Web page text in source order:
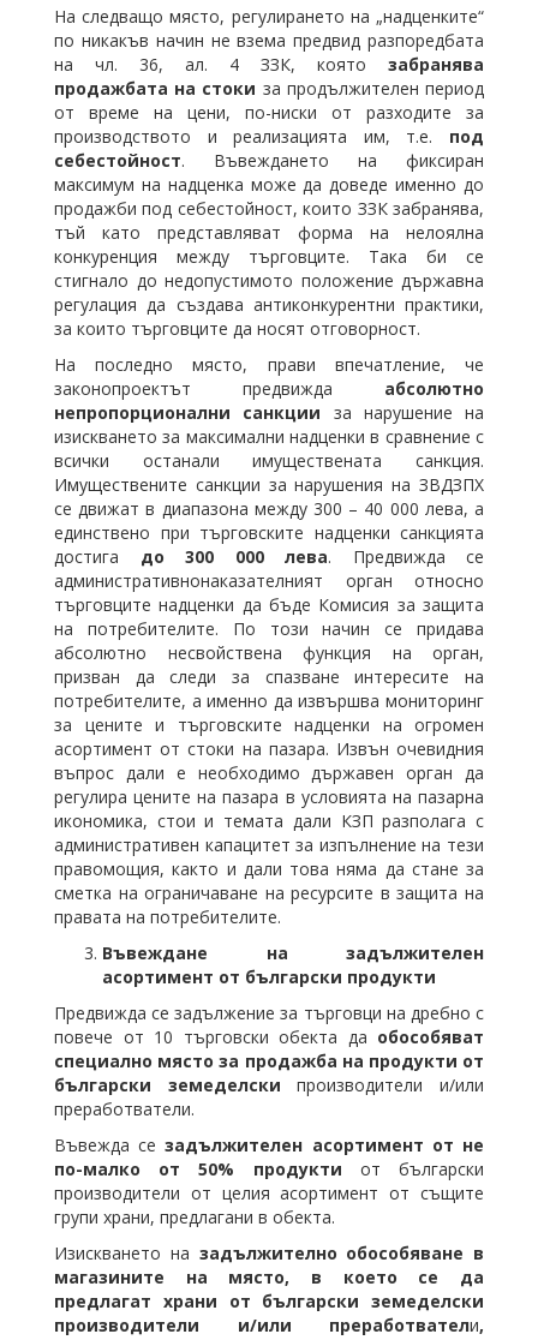
На следващо място, регулирането на „надценките“
по никакъв начин не взема предвид разпоредбата
на чл. 36, ал. 4 ЗЗК, която забранява
продажбата на стоки за продължителен период
от време на цени, по-ниски от разходите за
производството и реализацията им, т.е. под
себестойност. Въвеждането на фиксиран
максимум на надценка може да доведе именно до
продажби под себестойност, които ЗЗК забранява,
тъй като представляват форма на нелоялна
конкуренция между търговците. Така би се
стигнало до недопустимото положение държавна
регулация да създава антиконкурентни практики,
за които търговците да носят отговорност.
На последно място, прави впечатление, че
законопроектът предвижда абсолютно
непропорционални санкции за нарушение на
изискването за максимални надценки в сравнение с
всички останали имуществената санкция.
Имуществените санкции за нарушения на ЗВДЗПХ
се движат в диапазона между 300 – 40 000 лева, а
единствено при търговските надценки санкцията
достига до 300 000 лева. Предвижда се
административнонаказателният орган относно
търговците надценки да бъде Комисия за защита
на потребителите. По този начин се придава
абсолютно несвойствена функция на орган,
призван да следи за спазване интересите на
потребителите, а именно да извършва мониторинг
за цените и търговските надценки на огромен
асортимент от стоки на пазара. Извън очевидния
въпрос дали е необходимо държавен орган да
регулира цените на пазара в условията на пазарна
икономика, стои и темата дали КЗП разполага с
административен капацитет за изпълнение на тези
правомощия, както и дали това няма да стане за
сметка на ограничаване на ресурсите в защита на
правата на потребителите.
Въвеждане на задължителен
асортимент от български продукти
Предвижда се задължение за търговци на дребно с
повече от 10 търговски обекта да обособяват
специално място за продажба на продукти от
български земеделски производители и/или
преработватели.
Въвежда сезадължителен асортимент от не
по-малко от 50% продукти от български
производители от целия асортимент от същите
групи храни, предлагани в обекта.
Изискването на задължително обособяване в
магазините на място, в което се да
предлагат храни от български земеделски
производители и/или преработватели,